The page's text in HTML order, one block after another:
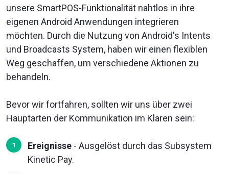
unsere SmartPOS-Funktionalität nahtlos in ihre
eigenen Android Anwendungen integrieren
möchten. Durch die Nutzung von Android's Intents
und Broadcasts System, haben wir einen flexiblen
Weg geschaffen, um verschiedene Aktionen zu
behandeln.
Bevor wir fortfahren, sollten wir uns über zwei
Hauptarten der Kommunikation im Klaren sein:
Ereignisse - Ausgelöst durch das Subsystem
Kinetic Pay.